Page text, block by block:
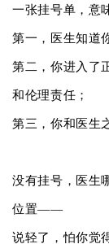
一张挂号单，意
第一，医生知道
第二，你进入了
和伦理责任；
第三，你和医生
没有挂号，医生
位置——
说轻了，怕你觉